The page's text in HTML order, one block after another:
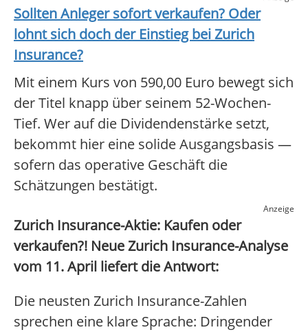
Sollten Anleger sofort verkaufen? Oder
lohnt sich doch der Einstieg beiZurich
Insurance?
Mit einem Kurs von 590,00 Euro bewegt sich
der Titel knapp über seinem 52-Wochen-
Tief. Wer auf die Dividendenstärke setzt,
bekommt hier eine solide Ausgangsbasis —
sofern das operative Geschäft die
Schätzungen bestätigt.
Anzeige
Zurich Insurance-Aktie: Kaufen oder
verkaufen?! Neue Zurich Insurance-Analyse
vom 11. April liefert die Antwort:
Die neusten Zurich Insurance-Zahlen
sprechen eine klare Sprache: Dringender